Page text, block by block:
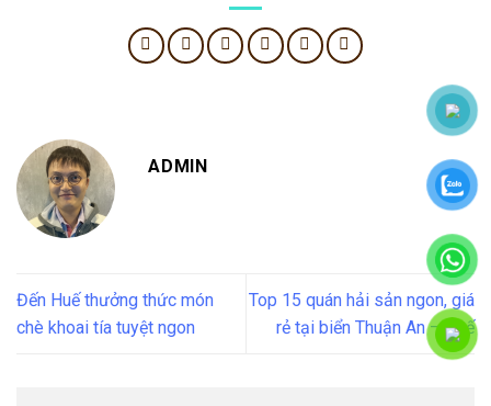
ADMIN
Đến Huế thưởng thức món
chè khoai tía tuyệt ngon
Top 15 quán hải sản ngon, giá
rẻ tại biển Thuận An – Huế